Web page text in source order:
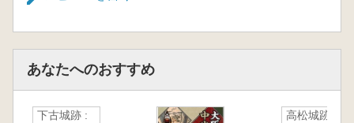
あなたへのおすすめ
下古城跡 :
高松城跡